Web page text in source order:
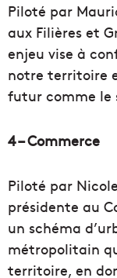
Piloté par
aux Filières et
enjeu vise à
notre territoire
futur comme le
4 – Commerce
Piloté par
présidente au
un schéma
métropolitain
territoire, en